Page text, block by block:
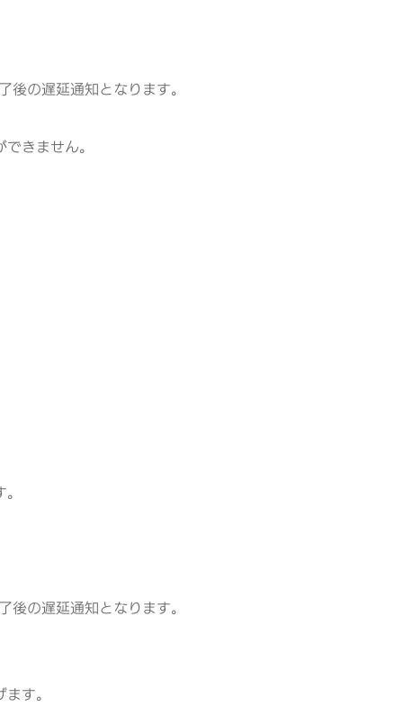
の遅延通知となります。
きません。
の遅延通知となります。
す。